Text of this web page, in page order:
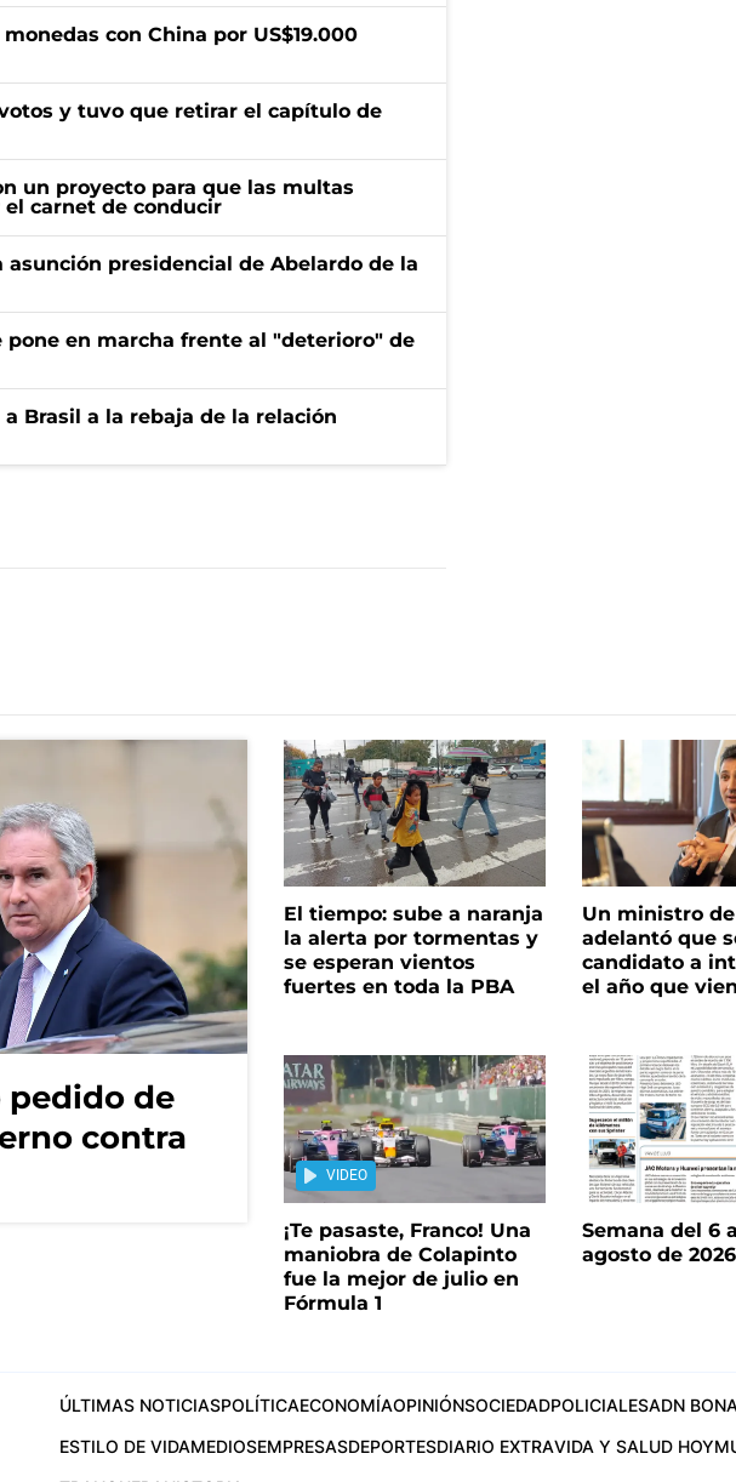
con China por US$19.000
y tuvo que retirar el capítulo de
un proyecto para que las multas
carnet de conducir
presidencial de Abelardo de la
pone en marcha frente al "deterioro" de
Brasil a la rebaja de la relación
de
contra
El tiempo: sube a naranja
la alerta por tormentas y
se esperan vientos
fuertes en toda la PBA
Un ministro
adelantó que
candidato a
el año que
VIDEO
¡Te pasaste, Franco! Una
maniobra de Colapinto
fue la mejor de julio en
Fórmula 1
Semana del 6
agosto de 2026
ÚLTIMAS NOTICIASPOLÍTICAECONOMÍAOPINIÓNSOCIEDADPOLICIALESADN
ESTILO DE VIDAMEDIOSEMPRESASDEPORTESDIARIO EXTRAVIDA Y SALUD HOY